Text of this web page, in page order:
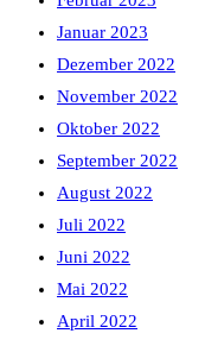
Januar 2023
Dezember 2022
November 2022
Oktober 2022
September 2022
August 2022
Juli 2022
Juni 2022
Mai 2022
April 2022